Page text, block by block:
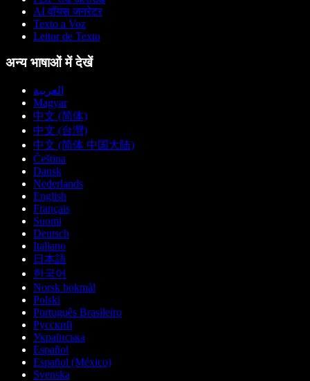
AI वॉयस जनरेटर
Texto a Voz
Leitor de Texto
अन्य भाषाओं में देखें
العربية
Magyar
中文 (简体)
中文 (台灣)
中文 (简体 中国大陆)
Čeština
Dansk
Nederlands
English
Français
Suomi
Deutsch
Italiano
日本語
한국어
Norsk bokmål
Polski
Português Brasileiro
Русский
Українська
Español
Español (México)
Svenska